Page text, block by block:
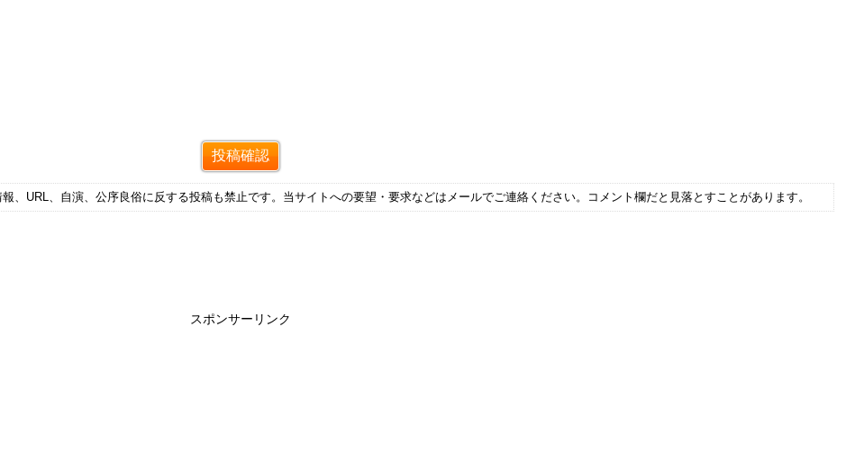
、URL、自演、公序良俗に反する投稿も禁止です。当サイトへの要望・要求などはメールでご連絡ください。コメント欄だと見落とすことがあります。
スポンサーリンク